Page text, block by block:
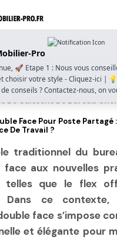
D’achat
De Bureau Choisir ?
De Rangement
De Caissons De Bureau
Face Pour Poste
De Travail ?
traditionnel du
face aux nouvelles
telles que le flex
Dans ce contexte,
face s’impose
et élégante pour
Pro
🚀 Etape 1 : Nous vous
choisir votre style - Cliquez-ici |
de conseils ? Contactez-nous, on